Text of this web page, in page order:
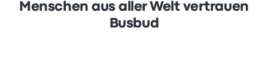
Menschen aus aller Welt vertrauen
Busbud